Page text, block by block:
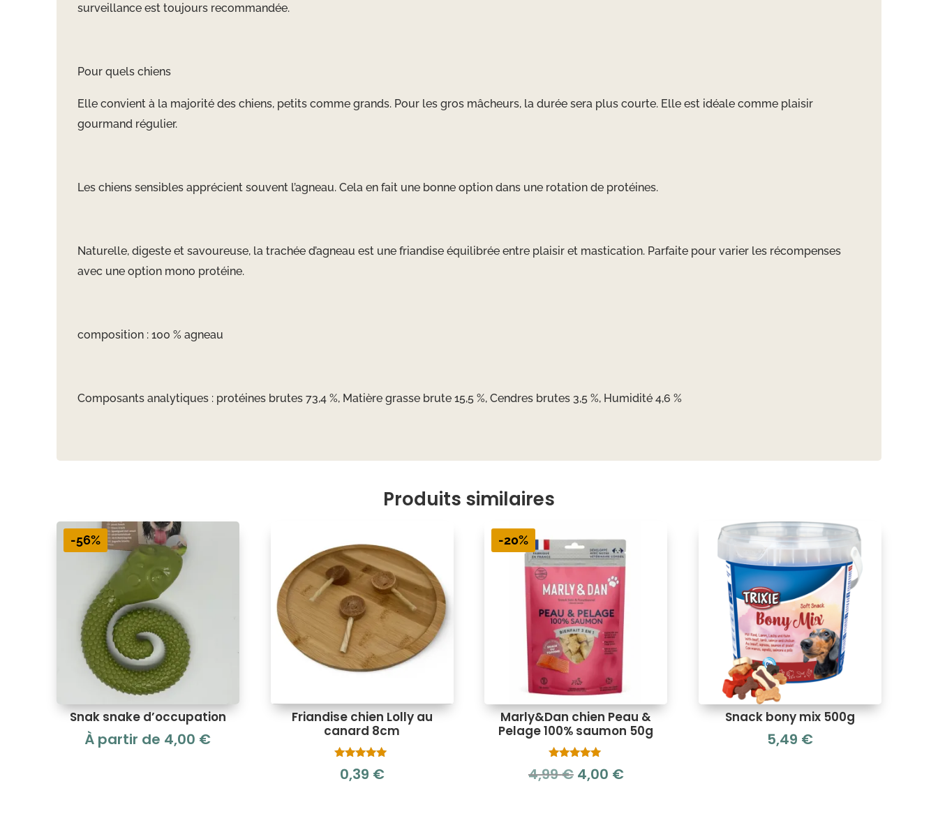
surveillance est toujours recommandée.
Pour quels chiens
Elle convient à la majorité des chiens, petits comme grands. Pour les gros mâcheurs, la durée sera plus courte. Elle est idéale comme plaisir
gourmand régulier.
Les chiens sensibles apprécient souvent l’agneau. Cela en fait une bonne option dans une rotation de protéines.
Naturelle, digeste et savoureuse, la trachée d’agneau est une friandise équilibrée entre plaisir et mastication. Parfaite pour varier les récompenses
avec une option mono protéine.
composition : 100 % agneau
Composants analytiques : protéines brutes 73,4 %, Matière grasse brute 15,5 %, Cendres brutes 3,5 %, Humidité 4,6 %
Produits similaires
-56%
Snak snake d’occupation
À partir de 4,00 €
Friandise chien Lolly au
canard 8cm
Note
5.00
0,39 €
-20%
Marly&Dan chien Peau &
Pelage 100% saumon 50g
5.00
4,99€ Le
4,00 €Le
Snack bony mix 500g
5,49 €